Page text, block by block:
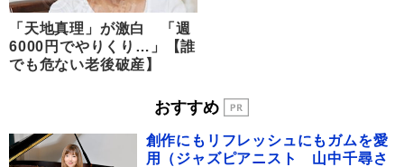
「天地真理」が激白 「週
6000円でやりくり…」【誰
でも危ない老後破産】
おすすめ
創作にもリフレッシュにもガムを愛
用（ジャズピアニスト 山中千尋さ